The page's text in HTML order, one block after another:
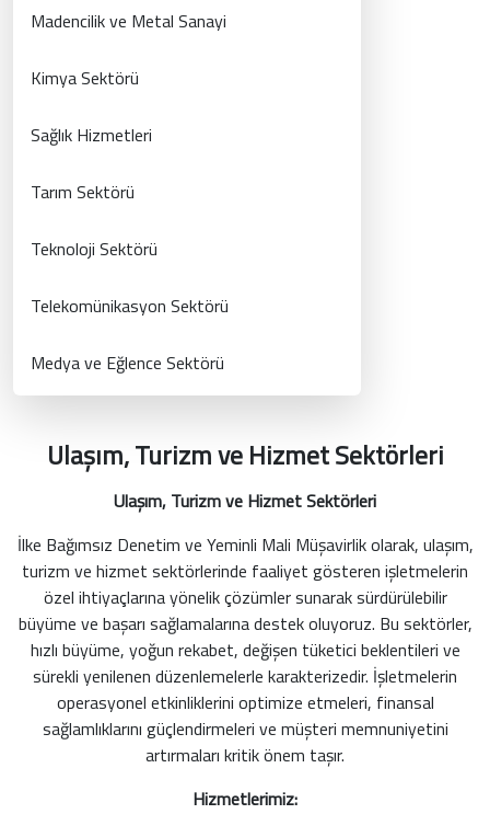
Madencilik ve Metal Sanayi
Kimya Sektörü
Sağlık Hizmetleri
Tarım Sektörü
Teknoloji Sektörü
Telekomünikasyon Sektörü
Medya ve Eğlence Sektörü
Ulaşım, Turizm ve Hizmet Sektörleri
Ulaşım, Turizm ve Hizmet Sektörleri
İlke Bağımsız Denetim ve Yeminli Mali Müşavirlik olarak, ulaşım,
turizm ve hizmet sektörlerinde faaliyet gösteren işletmelerin
özel ihtiyaçlarına yönelik çözümler sunarak sürdürülebilir
büyüme ve başarı sağlamalarına destek oluyoruz. Bu sektörler,
hızlı büyüme, yoğun rekabet, değişen tüketici beklentileri ve
sürekli yenilenen düzenlemelerle karakterizedir. İşletmelerin
operasyonel etkinliklerini optimize etmeleri, finansal
sağlamlıklarını güçlendirmeleri ve müşteri memnuniyetini
artırmaları kritik önem taşır.
Hizmetlerimiz: